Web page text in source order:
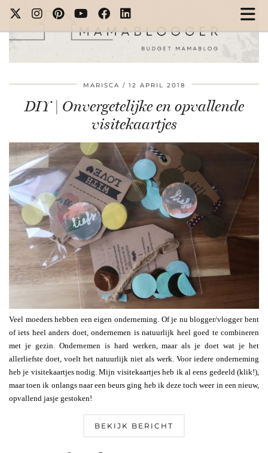
MARISCA 12 APRIL 2018
DIY | Onvergetelijke en opvallende
visitekaartjes
Veel moeders hebben een eigen onderneming. Of je nu blogger/vlogger bent
of iets heel anders doet, ondernemen is natuurlijk heel goed te combineren
met je gezin. Ondernemen is hard werken, maar als je doet wat je het
allerliefste doet, voelt het natuurlijk niet als werk. Voor iedere onderneming
heb je visitekaartjes nodig. Mijn visitekaartjes heb ik al eens gedeeld (klik!),
maar toen ik onlangs naar een beurs ging heb ik deze toch weer in een nieuw,
opvallend jasje gestoken!
BEKIJK BERICHT